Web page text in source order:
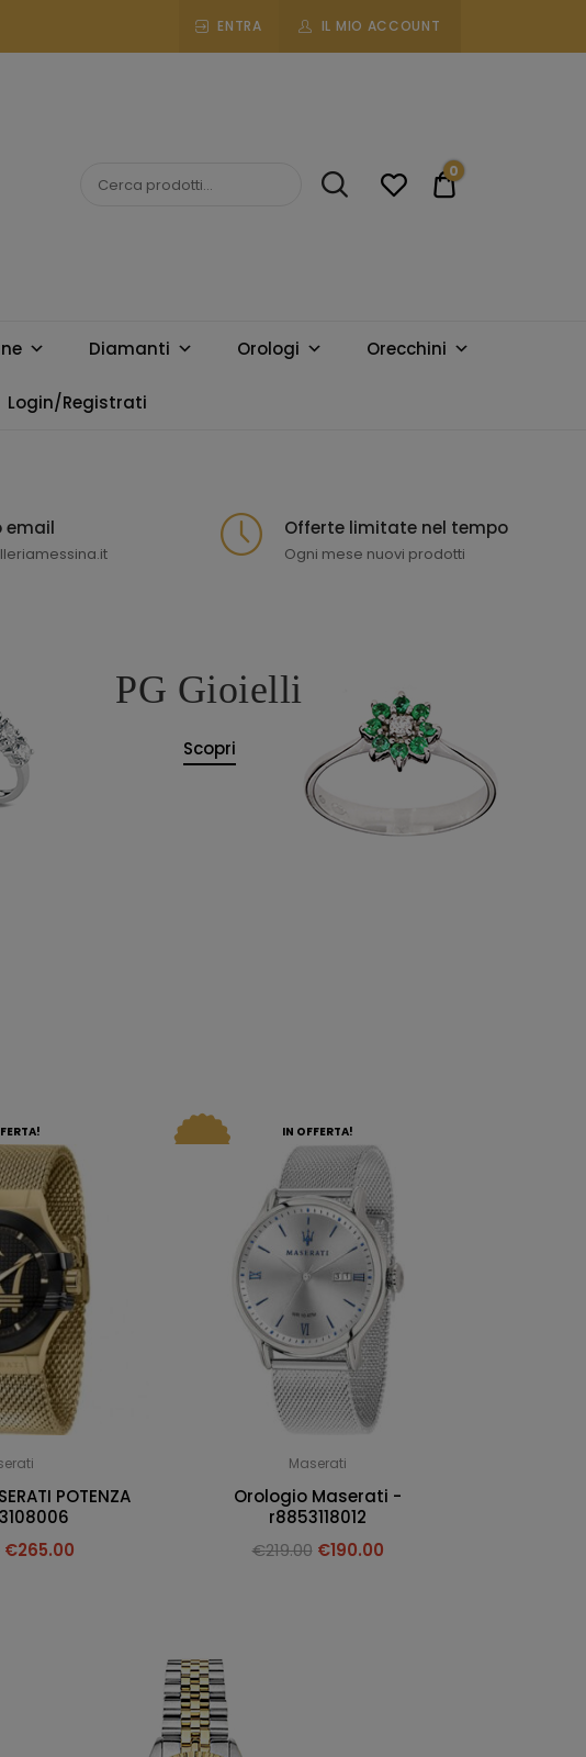
ENTRA IL MIO ACCOUNT
€0.00
0
Diamanti Orologi Orecchini
Login/Registrati
email Offerte limitate nel tempo
Ogni mese nuovi prodotti
PG Gioielli
Scopri
POTENZA
€265.00
IN OFFERTA!
Maserati
Orologio Maserati -
r8853118012
€219.00 €190.00